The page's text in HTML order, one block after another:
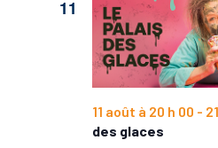
11
11 août à 20 h 00 -
des glaces